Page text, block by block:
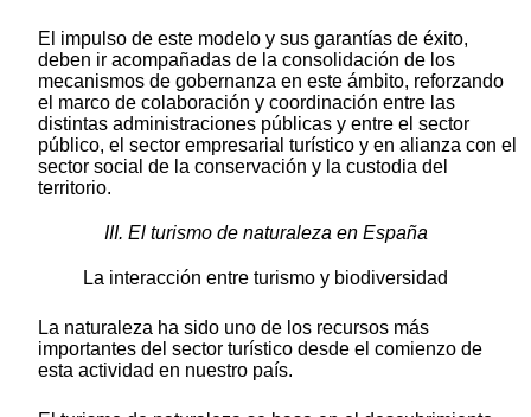
El impulso de este modelo y sus garantías de éxito,
deben ir acompañadas de la consolidación de los
mecanismos de gobernanza en este ámbito, reforzando
el marco de colaboración y coordinación entre las
distintas administraciones públicas y entre el sector
público, el sector empresarial turístico y en alianza con el
sector social de la conservación y la custodia del
territorio.
III. El turismo de naturaleza en España
La interacción entre turismo y biodiversidad
La naturaleza ha sido uno de los recursos más
importantes del sector turístico desde el comienzo de
esta actividad en nuestro país.